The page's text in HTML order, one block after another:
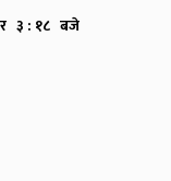
३ : १८ बजे